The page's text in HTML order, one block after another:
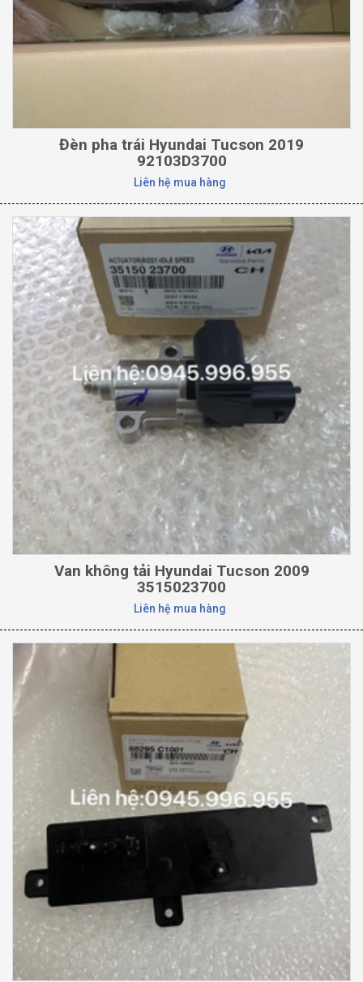
Đèn pha trái Hyundai Tucson 2019
92103D3700
Liên hệ mua hàng
Van không tải Hyundai Tucson 2009
3515023700
Liên hệ mua hàng